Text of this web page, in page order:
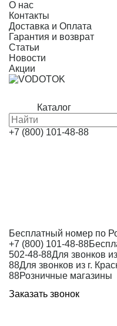
О нас
Контакты
Доставка и Оплата
Гарантия и возврат
Статьи
Новости
Акции
Каталог
+7 (800) 101-48-88
Бесплатный номер по
+7 (800) 101-48-88
502-48-88Для звонков
88Для звонков из г.
88Розничные магазины
Заказать звонок